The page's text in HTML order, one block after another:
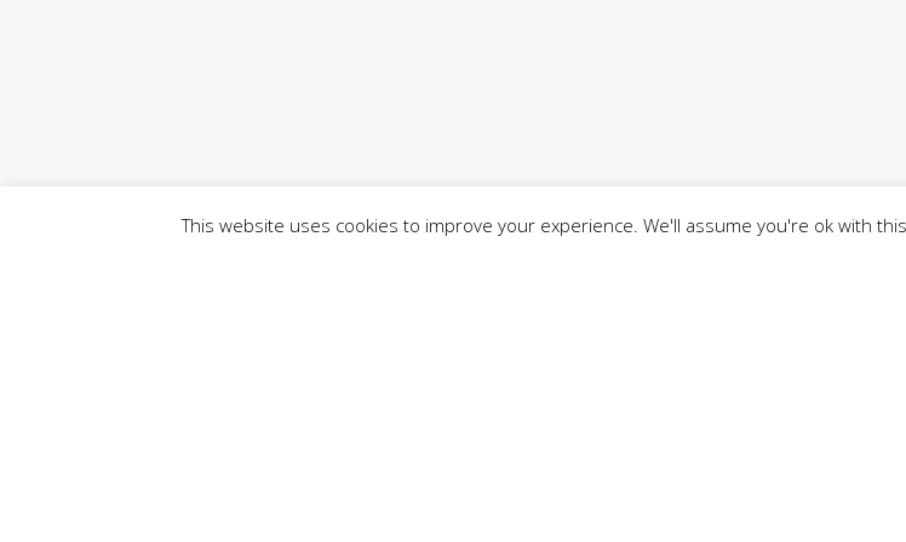
This website uses cookies to improve your experience. We'll assume you're ok with